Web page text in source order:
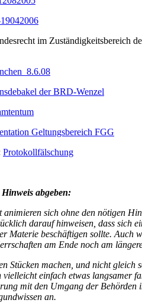
im Zuständigkeitsbereich
der BRD-Wenzel
Geltungsbereich FGG
Protokollfälschung
abgeben:
sich ohne den nötigen
darauf hinweisen, dass sich
Materie beschäftigen sollte. Auch
am Ende noch am
Stücken machen, und nicht gleich
einfach etwas langsamer
mit den Umgang der Behörden
an.